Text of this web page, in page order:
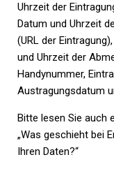
Uhrzeit der
Datum und Uhrzeit
(URL der
und Uhrzeit der
Handynummer,
Austragungsdatum
Bitte lesen Sie auch
„Was geschieht bei
Ihren Daten?“